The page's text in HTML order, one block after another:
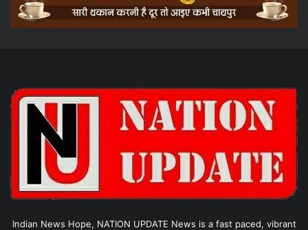
Indian News Hope, NATION UPDATE News is a fast paced, vibrant